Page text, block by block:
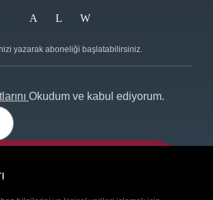
Okudum ve kabul ediyorum.
Ara
365 09 01